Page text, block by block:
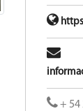
+ 54